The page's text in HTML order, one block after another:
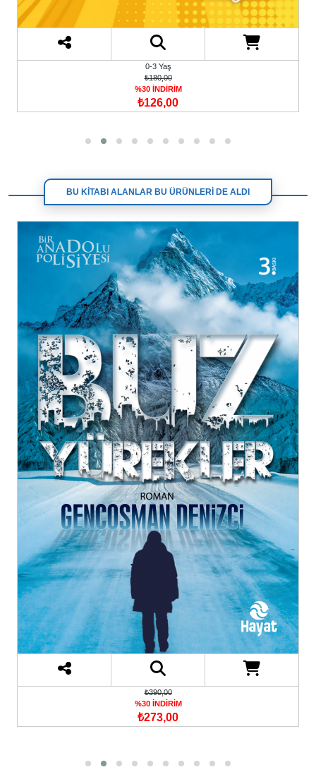
0-3 Yaş
₺180,00
%30 İNDİRİM
₺126,00
BU KİTABI ALANLAR BU ÜRÜNLERİ DE ALDI
₺390,00
%30 İNDİRİM
₺273,00